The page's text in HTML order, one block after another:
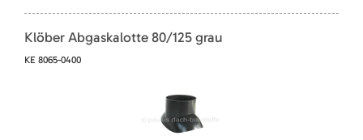
Klöber Abgaskalotte 80/125 grau
KE 8065-0400